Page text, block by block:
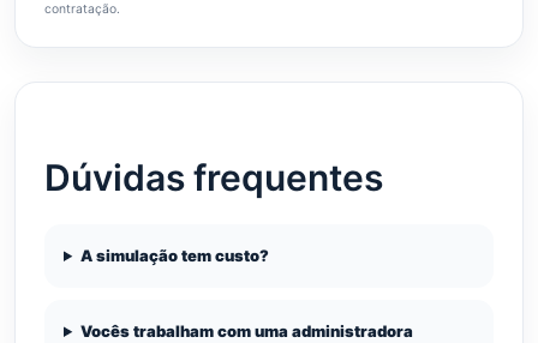
contratação.
Dúvidas frequentes
A simulação tem custo?
Vocês trabalham com uma administradora